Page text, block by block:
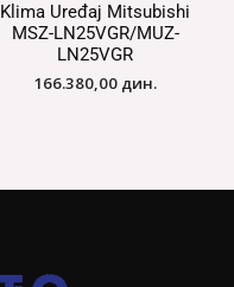
Klima Uređaj Mitsubishi
MSZ-LN25VGR/MUZ-
LN25VGR
166.380,00 дин.